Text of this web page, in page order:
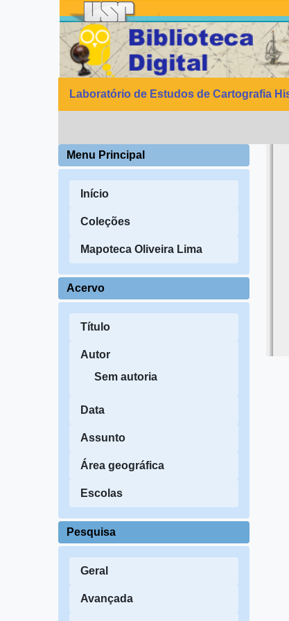
Laboratório de Estudos de Cartografia
Menu Principal
Início
Coleções
Mapoteca Oliveira Lima
Acervo
Título
Autor
Sem autoria
Data
Assunto
Área geográfica
Escolas
Pesquisa
Geral
Avançada